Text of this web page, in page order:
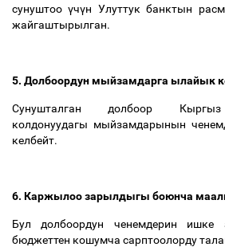
сунуштооүчүн Улуттук банктын
жайгаштырылган.
5. Долбоордун мыйзамдарга ылайык
Сунушталган долбоор Кыргыз
колдонуудагы мыйзамдарынын
келбейт.
6. Каржылоо зарылдыгы боюнча
Бул долбоордун ченемдерин ишке
бюджеттен кошумча сарптоолорду